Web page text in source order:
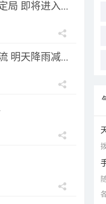
局 即将进入...
明天降雨减...